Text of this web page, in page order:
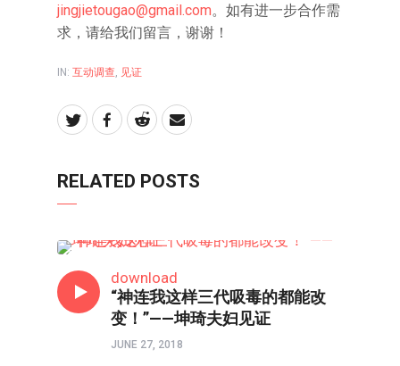
jingjietougao@gmail.com。如有进一步合作需
求，请给我们留言，谢谢！
IN: 互动调查 见证
RELATED POSTS
download
“神连我这样三代吸毒的都能改
变！”——坤琦夫妇见证
JUNE 27, 2018